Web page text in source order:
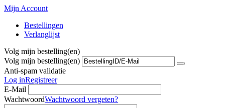
Mijn Account
Bestellingen
Verlanglijst
Volg mijn bestelling(en)
Volg mijn bestelling(en)
Anti-spam validatie
Log inRegistreer
E-Mail
WachtwoordWachtwoord vergeten?